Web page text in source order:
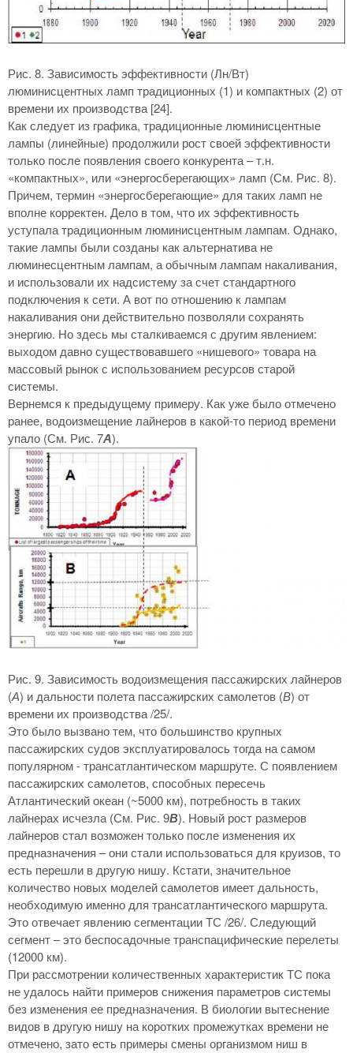
Рис. 8. Зависимость эффективности (Лн/Вт)
люминисцентных ламп традиционных (1) и компактных (2) от
времени их производства [24].
Как следует из графика, традиционные люминисцентные
лампы (линейные) продолжили рост своей эффективности
только после появления своего конкурента – т.н.
«компактных», или «энергосберегающих» ламп (См. Рис. 8).
Причем, термин «энергосберегающие» для таких ламп не
вполне корректен. Дело в том, что их эффективность
уступала традиционным люминисцентным лампам. Однако,
такие лампы были созданы как альтернатива не
люминесцентным лампам, а обычным лампам накаливания,
и использовали их надсистему за счет стандартного
подключения к сети. А вот по отношению к лампам
накаливания они действительно позволяли сохранять
энергию. Но здесь мы сталкиваемся с другим явлением:
выходом давно существовавшего «нишевого» товара на
массовый рынок с использованием ресурсов старой
системы.
Вернемся к предыдущему примеру. Как уже было отмечено
ранее, водоизмещение лайнеров в какой-то период времени
упало (См. Рис. 7А).
Рис. 9. Зависимость водоизмещения пассажирских лайнеров
(А) и дальности полета пассажирских самолетов (В) от
времени их производства /25/.
Это было вызвано тем, что большинство крупных
пассажирских судов эксплуатировалось тогда на самом
популярном - трансатлантическом маршруте. С появлением
пассажирских самолетов, способных пересечь
Атлантический океан (~5000 км), потребность в таких
лайнерах исчезла (См. Рис. 9В). Новый рост размеров
лайнеров стал возможен только после изменения их
предназначения – они стали использоваться для круизов, то
есть перешли в другую нишу. Кстати, значительное
количество новых моделей самолетов имеет дальность,
необходимую именно для трансатлантического маршрута.
Это отвечает явлению сегментации ТС /26/. Следующий
сегмент – это беспосадочные транспацифические перелеты
(12000 км).
При рассмотрении количественных характеристик ТС пока
не удалось найти примеров снижения параметров системы
без изменения ее предназначения. В биологии вытеснение
видов в другую нишу на коротких промежутках времени не
отмечено, зато есть примеры смены организмом ниш в